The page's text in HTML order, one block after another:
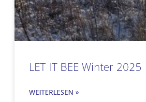
LET IT BEE Winter 2025
WEITERLESEN »